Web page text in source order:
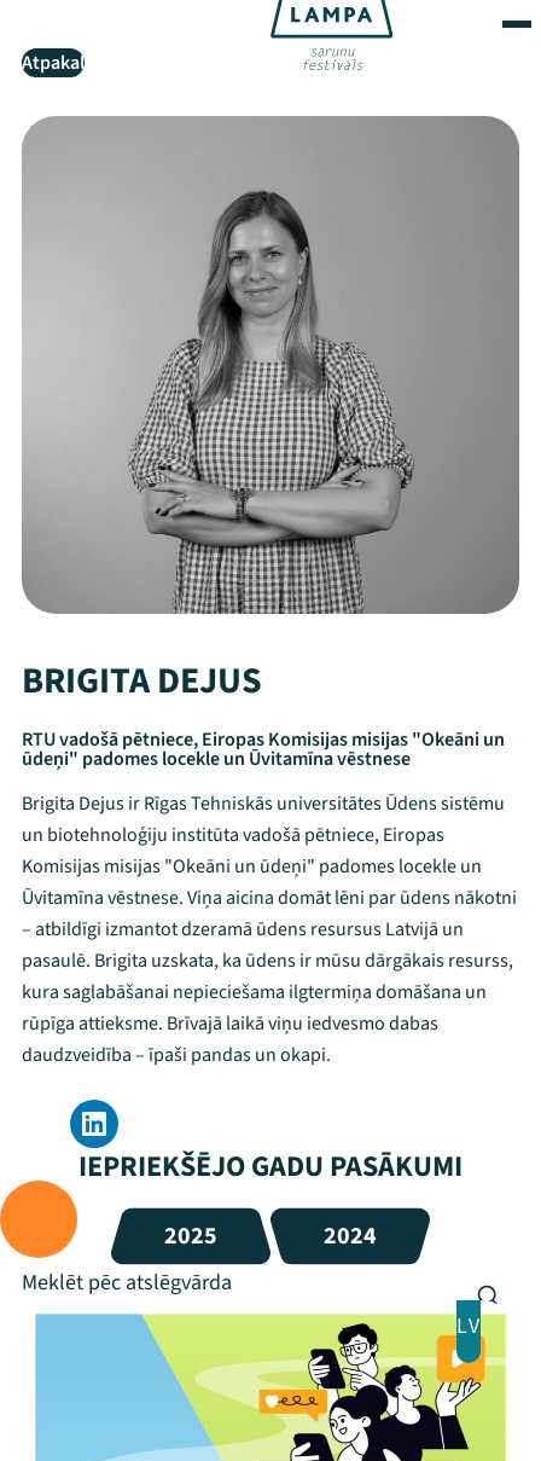
Mana programma
Festivāls
Atpakaļ
BRIGITA DEJUS
RTU vadošā pētniece, Eiropas Komisijas misijas "Okeāni un
ūdeņi" padomes locekle un Ūvitamīna vēstnese
Brigita Dejus ir Rīgas Tehniskās universitātes Ūdens sistēmu
un biotehnoloģiju institūta vadošā pētniece, Eiropas
Komisijas misijas "Okeāni un ūdeņi" padomes locekle un
Ūvitamīna vēstnese. Viņa aicina domāt lēni par ūdens nākotni
– atbildīgi izmantot dzeramā ūdens resursus Latvijā un
pasaulē. Brigita uzskata, ka ūdens ir mūsu dārgākais resurss,
kura saglabāšanai nepieciešama ilgtermiņa domāšana un
rūpīga attieksme. Brīvajā laikā viņu iedvesmo dabas
daudzveidība – īpaši pandas un okapi.
IEPRIEKŠĒJO GADU PASĀKUMI
2025 2024
LV